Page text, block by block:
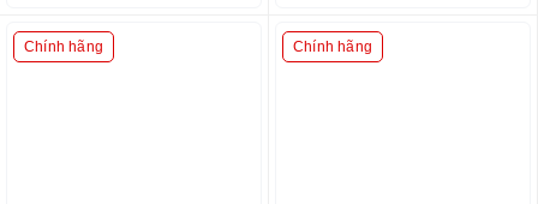
Chính hãng Chính hãng